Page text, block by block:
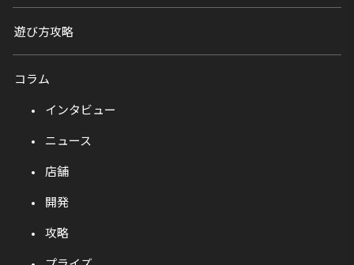
遊び方攻略
コラム
インタビュー
ニュース
店舗
開発
攻略